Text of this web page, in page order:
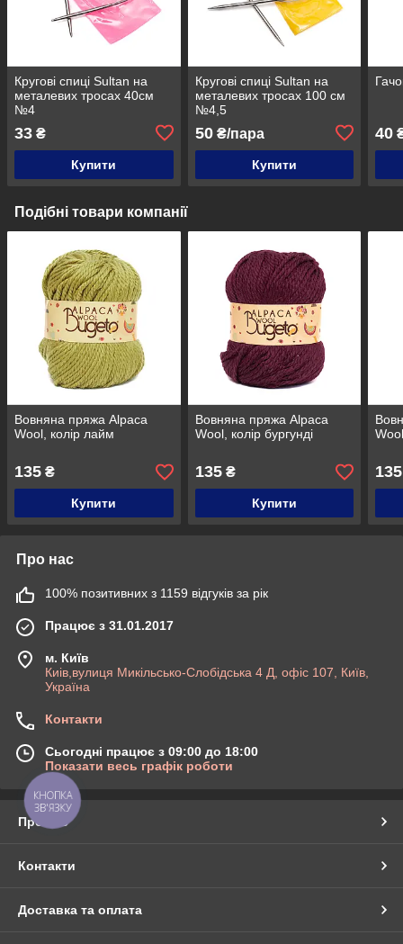
Кругові спиці Sultan на
металевих тросах 40см
№4
33 ₴
Купити
Кругові спиці Sultan на
металевих тросах 100 см
№4,5
50₴/пара
Купити
40
Подібні товари компанії
Вовняна пряжа Alpaca
Wool, колір лайм
135 ₴
Купити
Вовняна пряжа Alpaca
Wool, колір бургунді
135₴
Купити
135
Про нас
100% позитивних з 1159 відгуків за рік
Працює з 31.01.2017
м. Київ
Киів,вулиця Микільсько-Слобідська 4 Д, офіс 107, Київ,
Україна
Контакти
Сьогодні працює з 09:00 до 18:00
Показати весь графік роботи
Про нас
Контакти
Доставка та оплата
КНОПКА
ЗВ'ЯЗКУ